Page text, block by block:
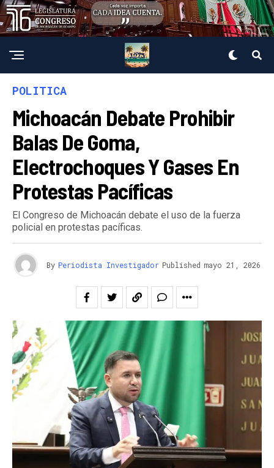
POLITICA
Michoacán Debate Prohibir
Balas De Goma,
Electrochoques Y Gases En
Protestas Pacíficas
El Congreso de Michoacán debate el uso de la fuerza
policial en protestas pacíficas.
By Periodista Investigador Published mayo 21, 2026